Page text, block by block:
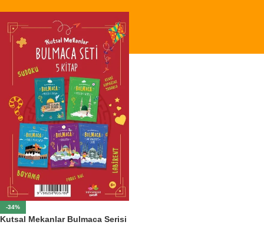
-34%
Kutsal Mekanlar Bulmaca Serisi